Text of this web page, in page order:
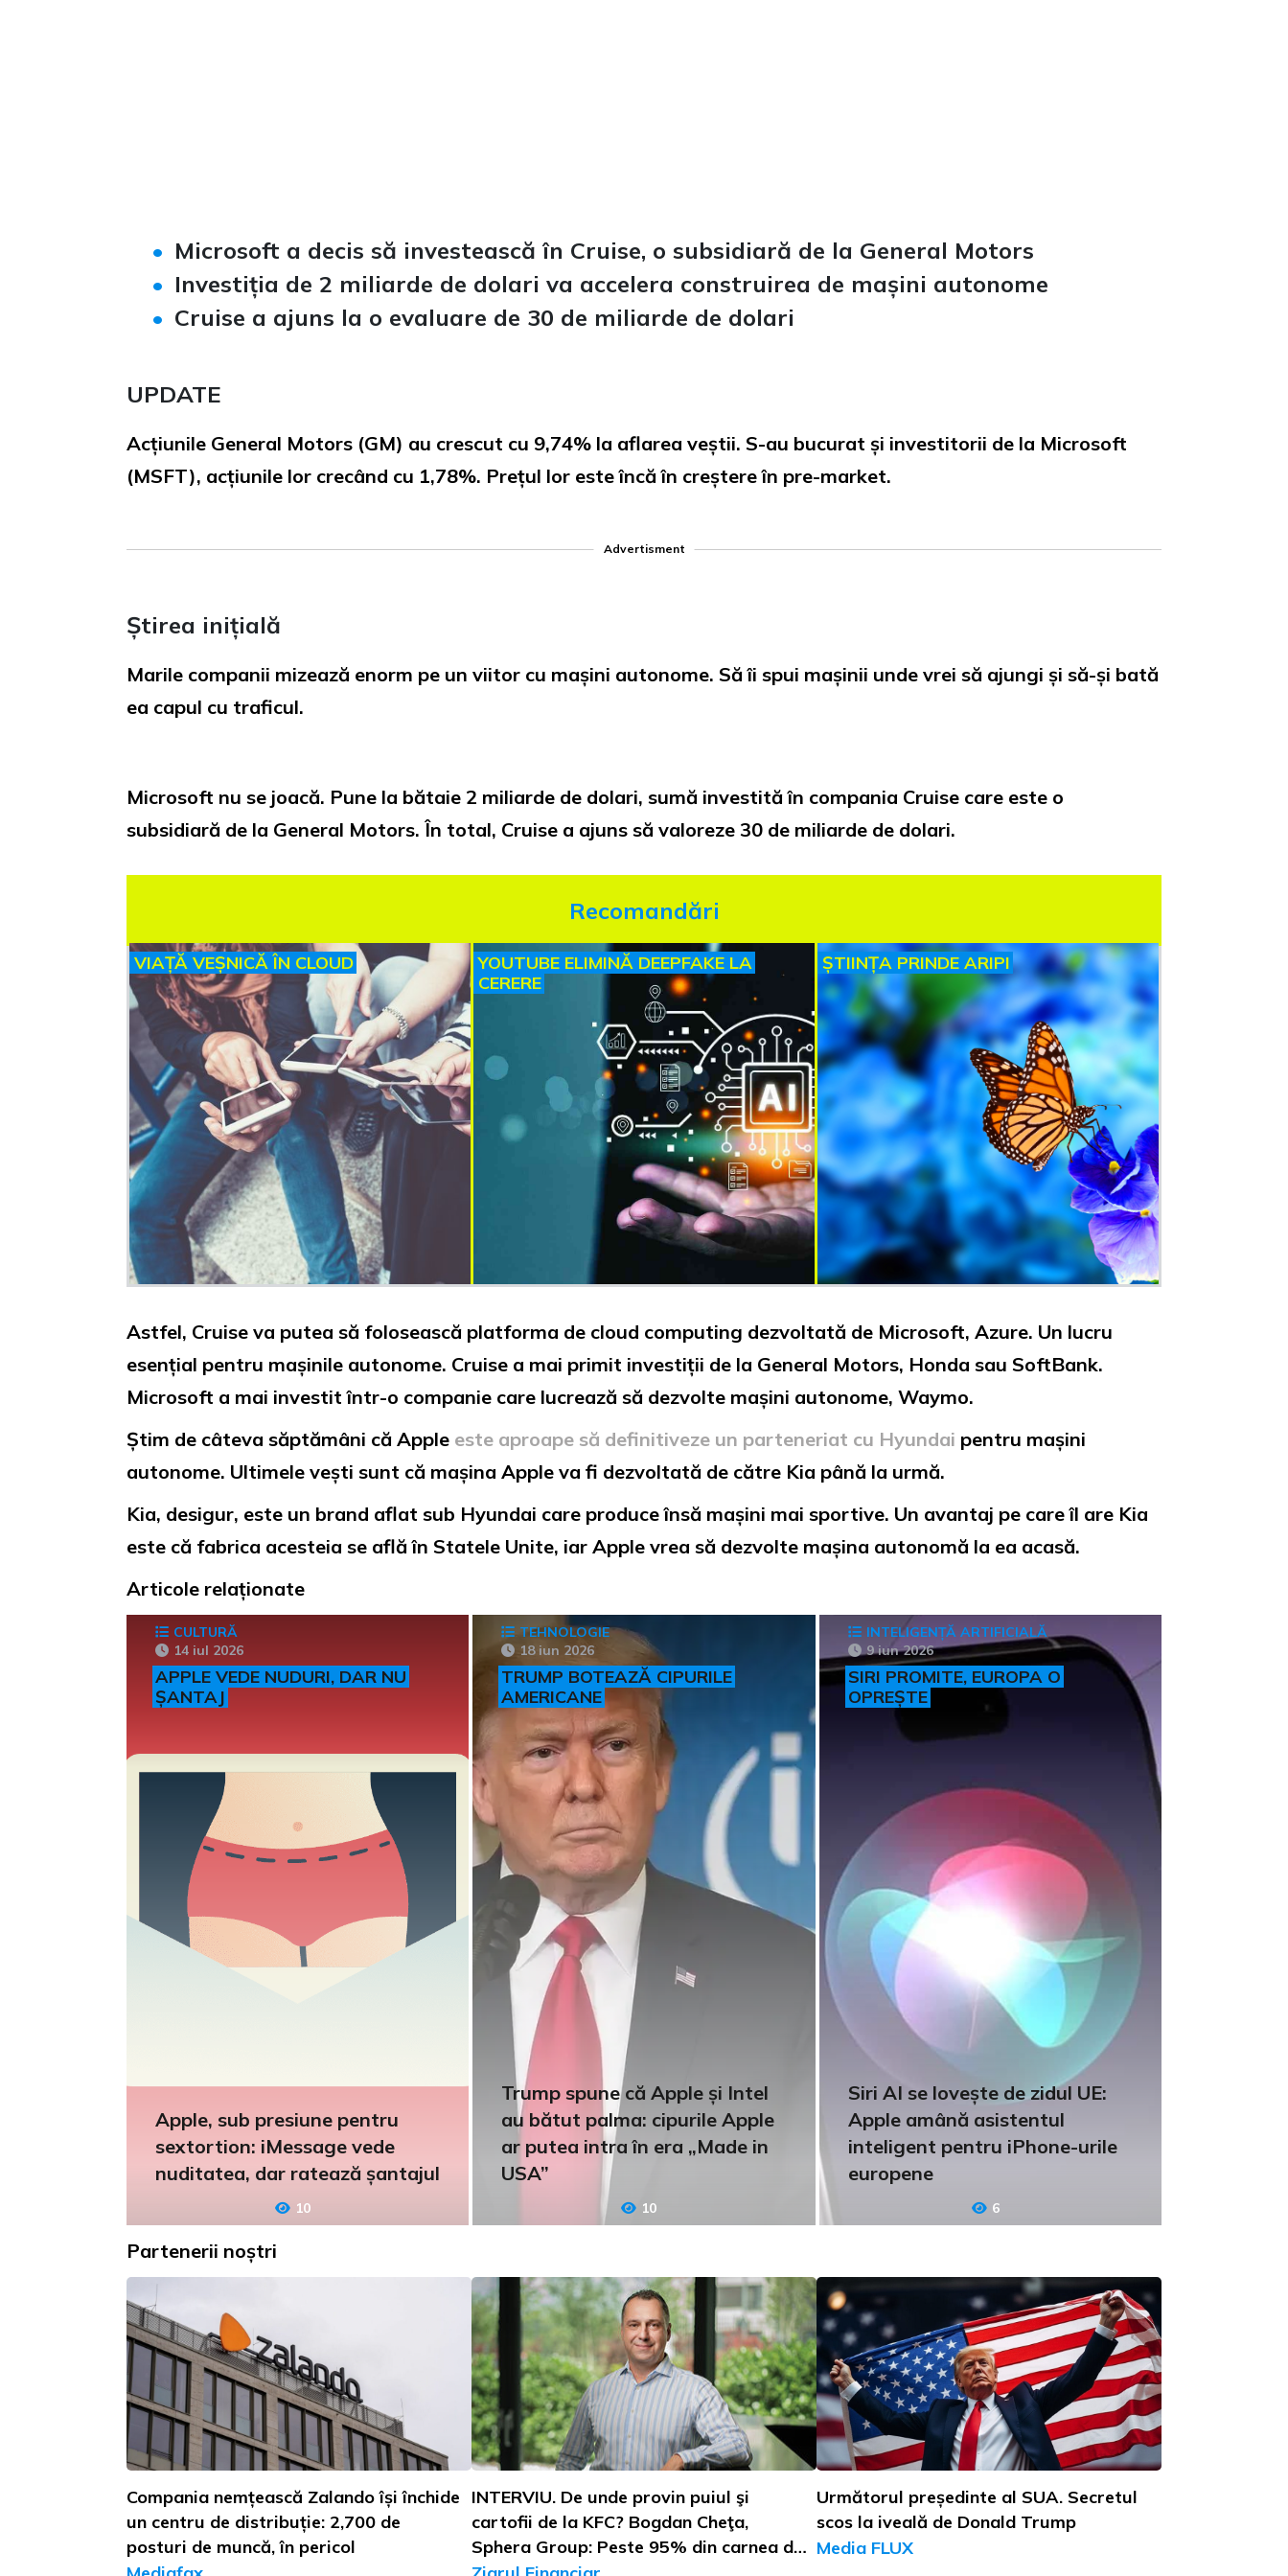
Microsoft a decis să investească în Cruise, o subsidiară de la General Motors
Investiția de 2 miliarde de dolari va accelera construirea de mașini autonome
Cruise a ajuns la o evaluare de 30 de miliarde de dolari
UPDATE
Acțiunile General Motors (GM) au crescut cu 9,74% la aflarea veștii. S-au bucurat și investitorii de la Microsoft
(MSFT), acțiunile lor crecând cu 1,78%. Prețul lor este încă în creștere în pre-market.
Advertisment
Știrea inițială
Marile companii mizează enorm pe un viitor cu mașini autonome. Să îi spui mașinii unde vrei să ajungi și să-și bată
ea capul cu traficul.
Microsoft nu se joacă. Pune la bătaie 2 miliarde de dolari, sumă investită în compania Cruise care este o
subsidiară de la General Motors. În total, Cruise a ajuns să valoreze 30 de miliarde de dolari.
Recomandări
VIAȚĂ VEȘNICĂ ÎN CLOUD
YOUTUBE ELIMINĂ DEEPFAKE LA
CERERE
ȘTIINȚA PRINDE ARIPI
Astfel, Cruise va putea să folosească platforma de cloud computing dezvoltată de Microsoft, Azure. Un lucru
esențial pentru mașinile autonome. Cruise a mai primit investiții de la General Motors, Honda sau SoftBank.
Microsoft a mai investit într-o companie care lucrează să dezvolte mașini autonome, Waymo.
Știm de câteva săptămâni că Apple este aproape să definitiveze un parteneriat cu Hyundai pentru mașini
autonome. Ultimele vești sunt că mașina Apple va fi dezvoltată de către Kia până la urmă.
Kia, desigur, este un brand aflat sub Hyundai care produce însă mașini mai sportive. Un avantaj pe care îl are Kia
este că fabrica acesteia se află în Statele Unite, iar Apple vrea să dezvolte mașina autonomă la ea acasă.
Articole relaționate
CULTURĂ
14 iul 2026
APPLE VEDE NUDURI, DAR NU
ȘANTAJ
Apple, sub presiune pentru
sextortion: iMessage vede
nuditatea, dar ratează șantajul
10
TEHNOLOGIE
18 iun 2026
TRUMP BOTEAZĂ CIPURILE
AMERICANE
Trump spune că Apple și Intel
au bătut palma: cipurile Apple
ar putea intra în era „Made in
USA”
10
INTELIGENȚĂ ARTIFICIALĂ
9 iun 2026
SIRI PROMITE, EUROPA O
OPREȘTE
Siri AI se lovește de zidul UE:
Apple amână asistentul
inteligent pentru iPhone-urile
europene
6
Partenerii noștri
Compania nemțească Zalando își închide
un centru de distribuție: 2,700 de
posturi de muncă, în pericol
INTERVIU. De unde provin puiul şi
cartofii de la KFC? Bogdan Cheţa,
Sphera Group: Peste 95% din carnea de
Următorul președinte al SUA. Secretul
scos la iveală de Donald Trump
Media FLUX